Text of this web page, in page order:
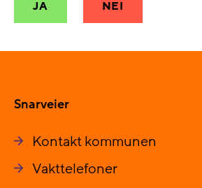
JA NEI
Snarveier
Kontakt kommunen
Vakttelefoner